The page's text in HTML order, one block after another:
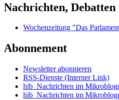
Nachrichten,
Wochenzeitung "Das
Abonnement
Newsletter abonnieren
RSS-Dienste (Interner Link)
hib_Nachrichten im
hib_Nachrichten im